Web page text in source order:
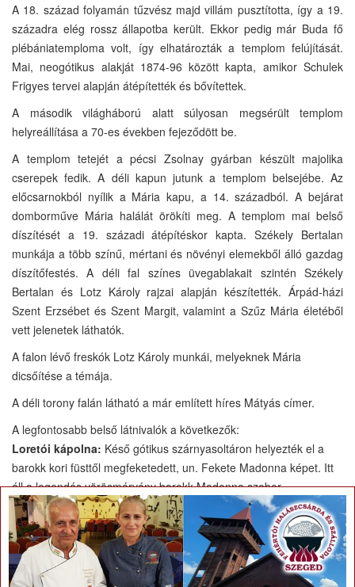
A 18. század folyamán tűzvész majd villám pusztította, így a 19.
századra elég rossz állapotba került. Ekkor pedig már Buda fő
plébániatemploma volt, így elhatározták a templom felújítását.
Mai, neogótikus alakját 1874-96 között kapta, amikor Schulek
Frigyes tervei alapján átépítették és bővítettek.
A második világháború alatt súlyosan megsérült templom
helyreállítása a 70-es években fejeződött be.
A templom tetejét a pécsi Zsolnay gyárban készült majolika
cserepek fedik. A déli kapun jutunk a templom belsejébe. Az
előcsarnokból nyílik a Mária kapu, a 14. századból. A bejárat
domborműve Mária halálát örökíti meg. A templom mai belső
díszítését a 19. századi átépítéskor kapta. Székely Bertalan
munkája a több színű, mértani és növényi elemekből álló gazdag
díszítőfestés. A déli fal színes üvegablakait szintén Székely
Bertalan és Lotz Károly rajzai alapján készítették. Árpád-házi
Szent Erzsébet és Szent Margit, valamint a Szűz Mária életéből
vett jelenetek láthatók.
A falon lévő freskók Lotz Károly munkái, melyeknek Mária
dicsőítése a témája.
A déli torony falán látható a már említett híres Mátyás címer.
A legfontosabb belső látnivalók a következők:
Loretói kápolna: Késő gótikus szárnyasoltáron helyezték el a
barokk kori füsttől megfeketedett, un. Fekete Madonna képet. Itt
áll a legendás vörösmárvány barokk Madonna szobor.
Béla torony:Falán Lotz Károly freskói láthatók, mely a
nándorfehérvári győzelmet és a Déli harangszó elrendelését
örökíti meg.
A nyugati falon van a lépcsőzetes bélleletű körablak. Előtte
neoromán keresztelőmedence áll.
×